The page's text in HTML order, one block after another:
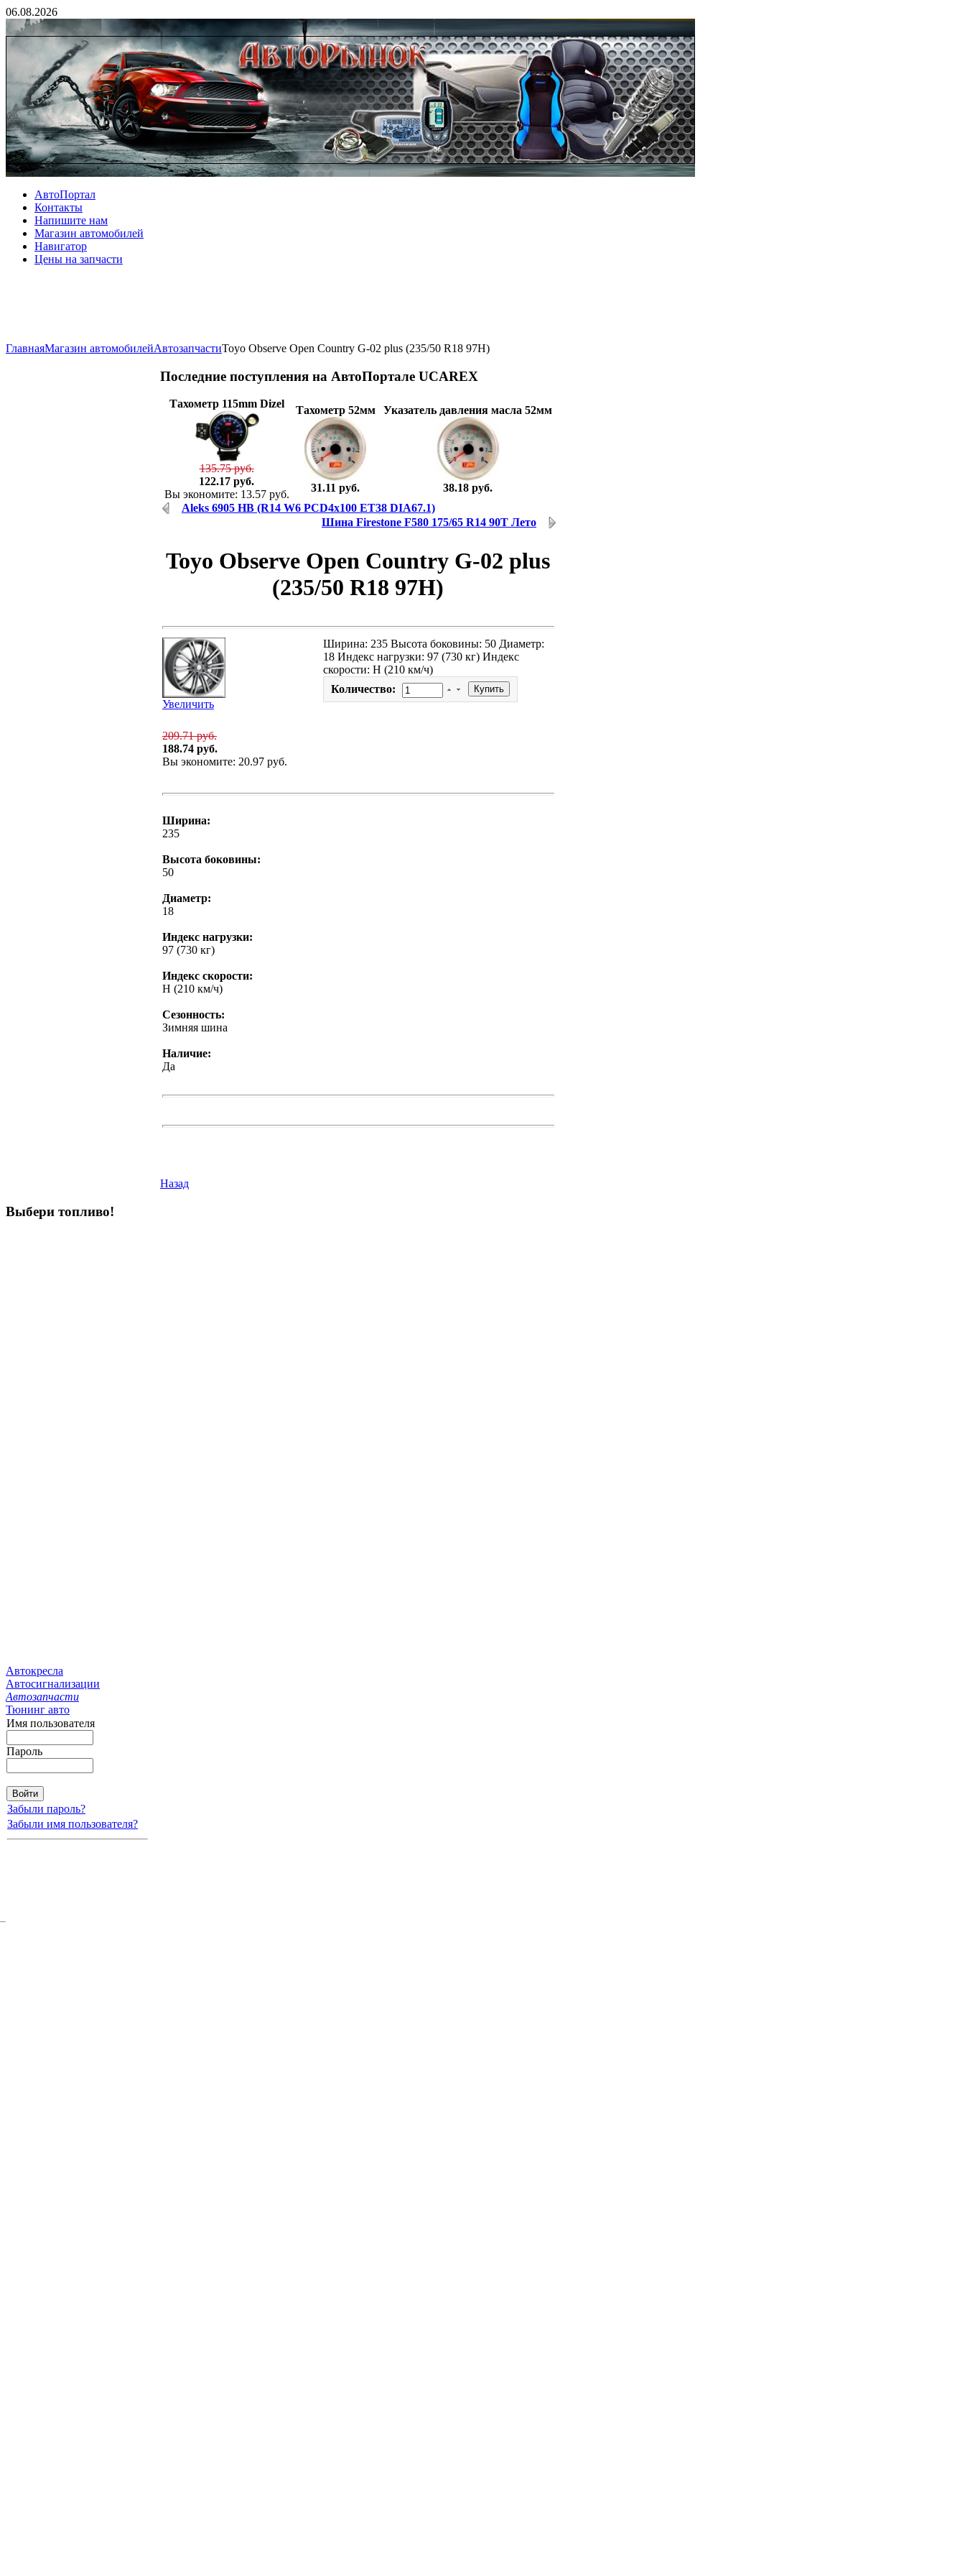
06.08.2026
АвтоПортал
Контакты
Напишите нам
Магазин автомобилей
Навигатор
Цены на запчасти
ГлавнаяМагазин автомобилейАвтозапчастиToyo Observe Open Country G-02 plus (235/50 R18 97H)
Последние поступления на АвтоПортале UCAREX
Тахометр 115mm Dizel
135.75 руб.
122.17 руб.
Вы экономите: 13.57 руб.
Тахометр 52мм
31.11 руб.
Указатель давления масла 52мм
38.18 руб.
Aleks 6905 HB (R14 W6 PCD4x100 ET38 DIA67.1)
Шина Firestone F580 175/65 R14 90T Лето
Toyo Observe Open Country G-02 plus
(235/50 R18 97H)
Увеличить
Ширина: 235 Высота боковины: 50 Диаметр:
18 Индекс нагрузки: 97 (730 кг) Индекс
скорости: H (210 км/ч)
Количество:
209.71 руб.
188.74 руб.
Вы экономите: 20.97 руб.
Ширина:
235
Высота боковины:
50
Диаметр:
18
Индекс нагрузки:
97 (730 кг)
Индекс скорости:
H (210 км/ч)
Сезонность:
Зимняя шина
Наличие:
Да
Назад
Выбери топливо!
Автокресла
Автосигнализации
Автозапчасти
Тюнинг авто
Имя пользователя
Пароль
Забыли пароль?
Забыли имя пользователя?